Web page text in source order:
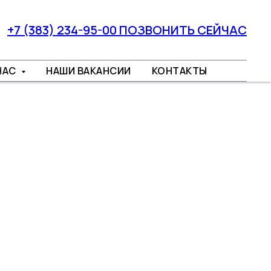
+7 (383) 234-95-00 ПОЗВОНИТЬ СЕЙЧАС
НАШИ ВАКАНСИИ КОНТАКТЫ